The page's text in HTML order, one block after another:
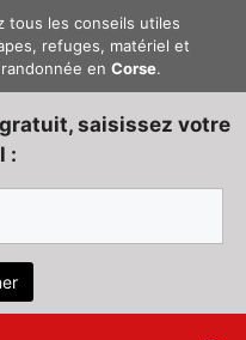
tous les conseils utiles
refuges, matériel et
en Corse.
saisissez votre
: